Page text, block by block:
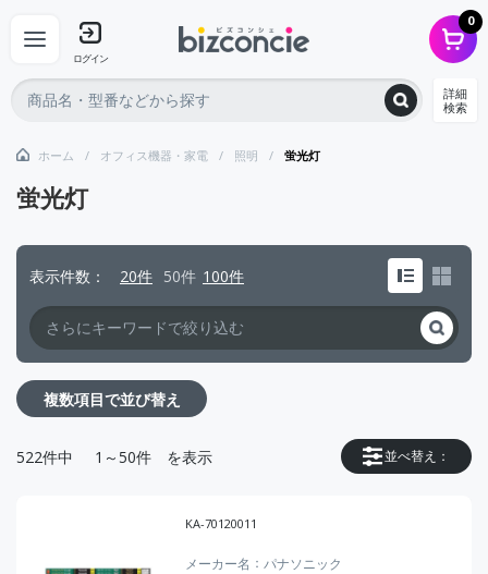
ログイン
0
詳細
検索
ホーム オフィス機器・家電 照明 蛍光灯
蛍光灯
表示件数 20件 50件 100件
複数項目で並び替え
並べ替え：
522件中 1～50件 を表示
KA-70120011
メーカー名 パナソニック